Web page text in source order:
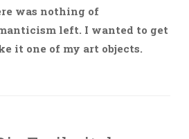
was nothing of
left. I wanted to get
it one of my art objects.